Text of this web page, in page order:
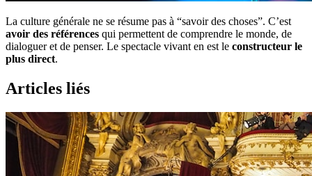
La culture générale ne se résume pas à “savoir des choses”. C’est
avoir des références qui permettent de comprendre le monde, de
dialoguer et de penser. Le spectacle vivant en est le constructeur le
plus direct.
Articles liés